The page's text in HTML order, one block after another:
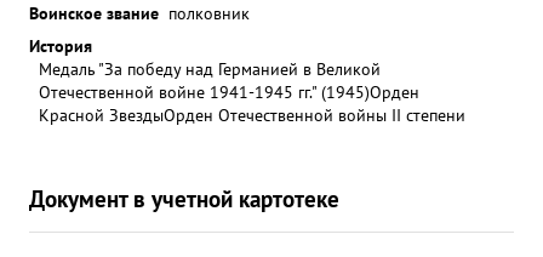
Воинское звание полковник
История
Медаль "За победу над Германией в Великой
Отечественной войне 1941-1945 гг." (1945)Орден
Красной ЗвездыОрден Отечественной войны II степени
Документ в учетной картотеке